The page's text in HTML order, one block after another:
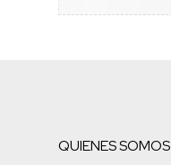
QUIENES SOMOS